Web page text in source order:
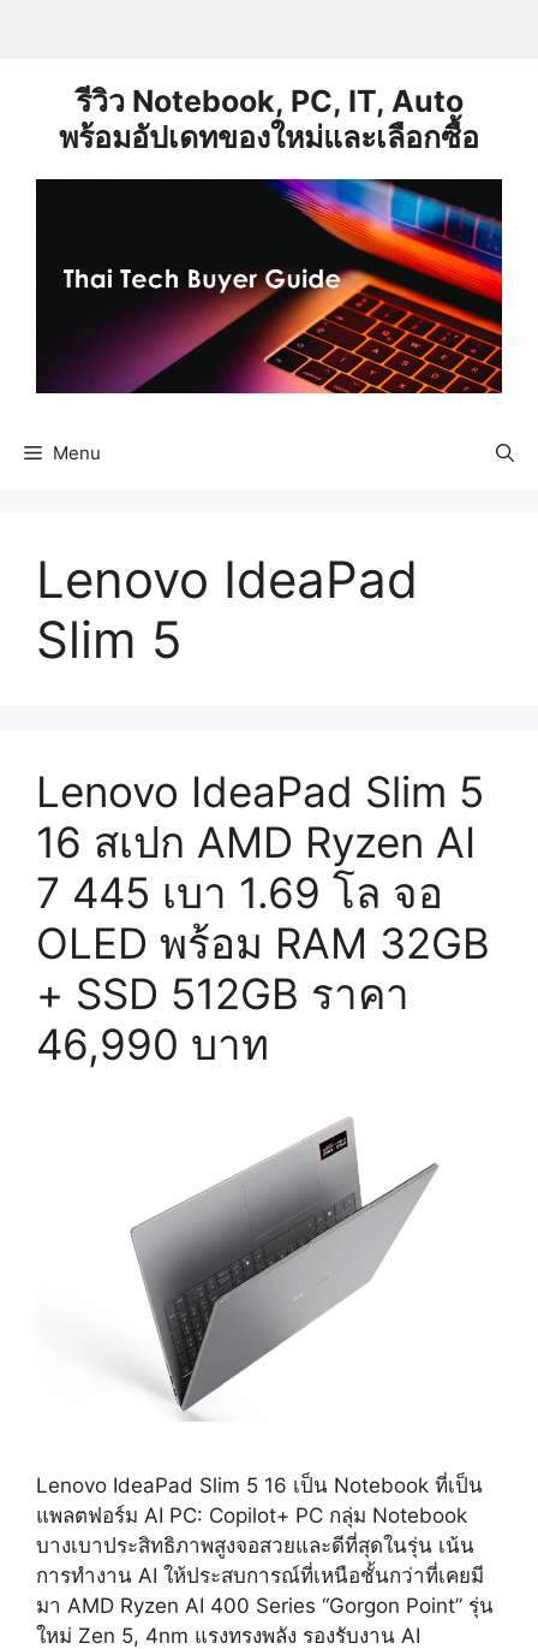
รีวิว Notebook, PC, IT, Auto
พร้อมอัปเดทของใหม่และเลือกซื้อ
Menu
Lenovo IdeaPad
Slim 5
Lenovo IdeaPad Slim 5
16 สเปก AMD Ryzen AI
7 445 เบา 1.69 โล จอ
OLED พร้อม RAM 32GB
+ SSD 512GB ราคา
46,990 บาท
Lenovo IdeaPad Slim 5 16 เป็น Notebook ที่เป็น
แพลตฟอร์ม AI PC: Copilot+ PC กลุ่ม Notebook
บางเบาประสิทธิภาพสูงจอสวยและดีที่สุดในรุ่น เน้น
การทำงาน AI ให้ประสบการณ์ที่เหนือชั้นกว่าที่เคยมี
มา AMD Ryzen AI 400 Series “Gorgon Point” รุ่น
ใหม่ Zen 5, 4nm แรงทรงพลัง รองรับงาน AI